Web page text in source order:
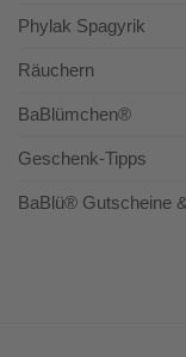
Phylak Spagyrik
Räuchern
BaBlümchen®
Geschenk-Tipps
BaBlü® Gutscheine